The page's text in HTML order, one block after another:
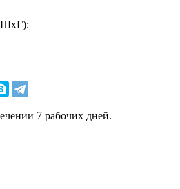
7 рабочих дней.